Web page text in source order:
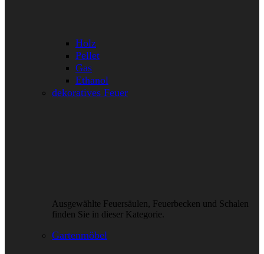
Holz
Pellet
Gas
Ethanol
dekoratives Feuer
Ausgewählte Feuersäulen, Feuerbecken und Schalen
finden Sie in dieser Kategorie.
Gartenmöbel